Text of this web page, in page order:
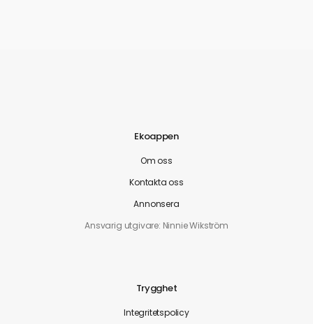
Ekoappen
Om oss
Kontakta oss
Annonsera
Ansvarig utgivare: Ninnie Wikström
Trygghet
Integritetspolicy